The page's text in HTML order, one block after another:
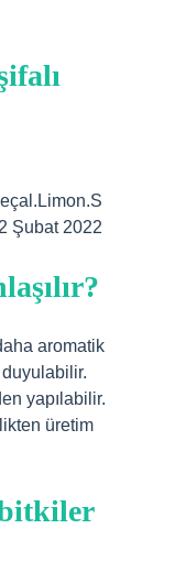
Şubat 2022
aromatik
duyulabilir.
yapılabilir.
üretim